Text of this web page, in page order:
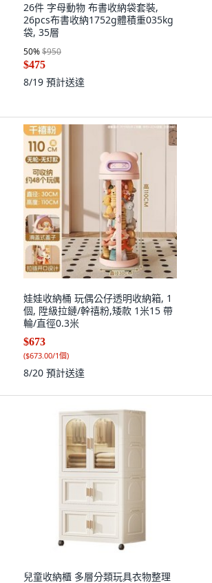
26件 字母動物 布書收納袋套裝,
26pcs布書收納1752g體積重035kg
袋, 35層
50%$950
$475
8/19 預計送達
娃娃收納桶 玩偶公仔透明收納箱, 1
個, 陞級拉鏈/幹禧粉,矮款 1米15 帶
輪/直徑0.3米
$673
($673.00/1個)
8/20 預計送達
兒童收納櫃 多層分類玩具衣物整理